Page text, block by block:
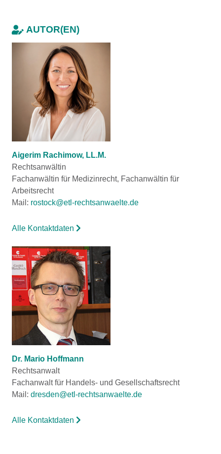
AUTOR(EN)
Aigerim Rachimow, LL.M.
Rechtsanwältin
Fachanwältin für Medizinrecht, Fachanwältin für
Arbeitsrecht
Mail: rostock@etl-rechtsanwaelte.de
Alle Kontaktdaten
Dr. Mario Hoffmann
Rechtsanwalt
Fachanwalt für Handels- und Gesellschaftsrecht
Mail: dresden@etl-rechtsanwaelte.de
Alle Kontaktdaten